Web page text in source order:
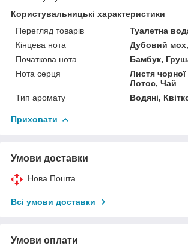
Користувальницькі характеристики
Перегляд товарів
Туалетна
Кінцева нота
Дубовий
Початкова нота
Бамбук,
Нота серця
Листя
Лотос, Чай
Тип аромату
Водяні,
Приховати
Умови доставки
Нова Пошта
Всі умови доставки
Умови оплати